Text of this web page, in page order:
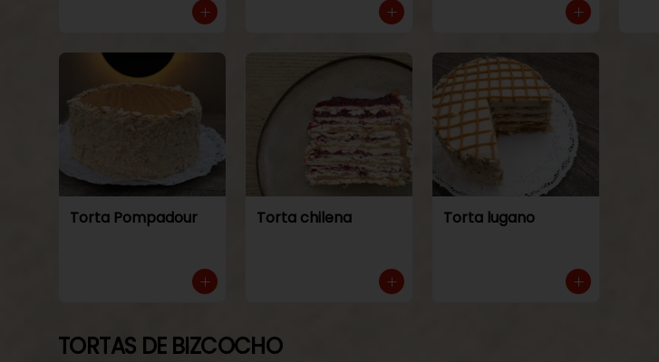
Torta Pompadour Torta chilena Torta lugano
TORTAS DE BIZCOCHO